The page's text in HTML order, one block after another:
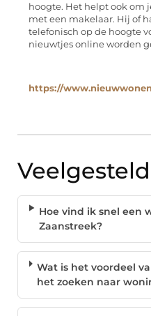
hoogte. Het helpt ook om
met een makelaar. Hij of
telefonisch op de hoogte
nieuwtjes online worden
https://
Hoe vind ik snel een
Zaanstreek?
Wat is het voordeel
het zoeken naar